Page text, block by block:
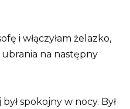
i włączyłam żelazko,
na następny
spokojny w nocy. Był